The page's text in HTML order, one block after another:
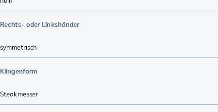
Rechts- oder Linkshänder
symmetrisch
Klingenform
Steakmesser